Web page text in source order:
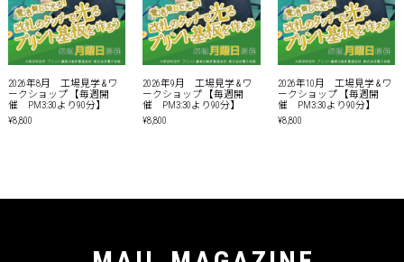
2026年8月 工場見学 & ワ
ークショップ 【毎週開
催 PM3:30より90分】
¥8,800
2026年9月 工場見学 & ワ
ークショップ 【毎週開
催 PM3:30より90分】
¥8,800
2026年10月 工場見学 & ワ
ークショップ 【毎週開
催 PM3:30より90分】
¥8,800